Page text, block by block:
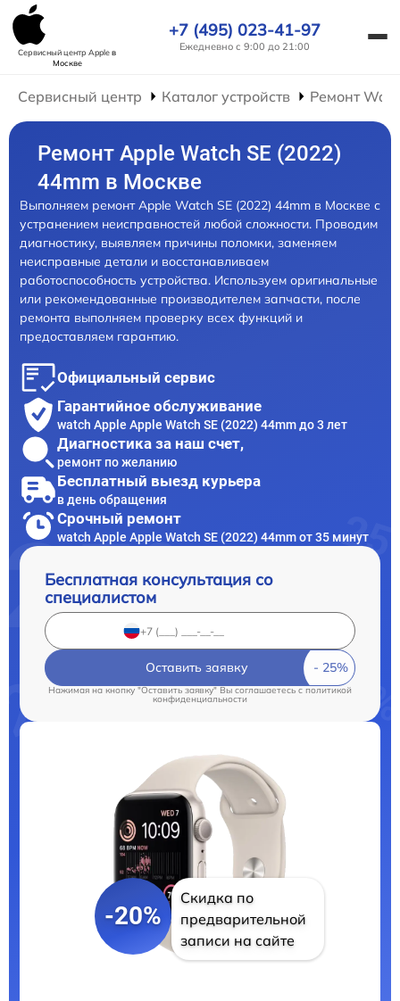
Сервисный центр Appleв
Москве
+7 (495) 023-41-97
Ежедневно с 9:00 до 21:00
Сервисный центр Каталог устройств Ремонт
Ремонт Apple Watch SE (2022)
44mm в Москве
Выполняем ремонт Apple Watch SE (2022) 44mm в Москве с
устранением неисправностей любой сложности. Проводим
диагностику, выявляем причины поломки, заменяем
неисправные детали и восстанавливаем
работоспособность устройства. Используем оригинальные
или рекомендованные производителем запчасти, после
ремонта выполняем проверку всех функций и
предоставляем гарантию.
Официальный сервис
Гарантийное обслуживание
watch Apple Apple Watch SE (2022) 44mm до 3 лет
Диагностика за наш счет,
ремонт по желанию
Бесплатный выезд курьера
в день обращения
Срочный ремонт
watch Apple Apple Watch SE (2022) 44mm от 35 минут
Бесплатная консультация со
специалистом
Оставить заявку
Нажимая на кнопку "Оставить заявку" Вы соглашаетесь cполитикой
конфиденциальности
-20%
Скидка по
предварительной
записи на сайте